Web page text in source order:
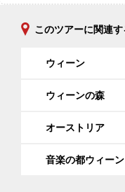
このツアーに関連
ウィーン
ウィーンの森
オーストリア
音楽の都ウィーン